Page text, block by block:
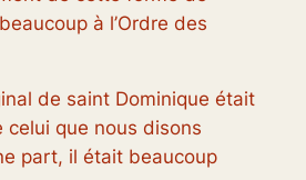
à l’Ordre des
de saint Dominique était
que nous disons
part, il était beaucoup